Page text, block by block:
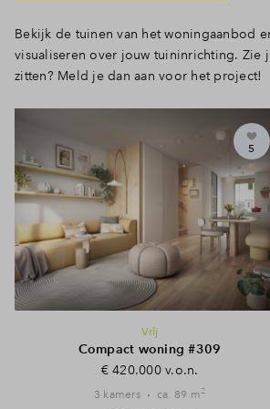
Bekijk de tuinen van het woningaanbod
visualiseren over jouw tuininrichting. Zie
zitten? Meld je dan aan voor het project!
5
Vrij
Compact woning #309
€ 420.000 v.o.n.
3 kamers ca. 89 m2